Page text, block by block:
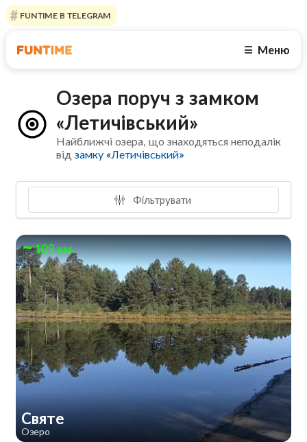
FUNTIME В TELEGRAM
☰ Меню
Озера поруч з замком
«Летичівський»
Найближчі озера, що знаходяться неподалік
відзамку «Летичівський»
Фільтрувати
109 км
Святе
Озеро